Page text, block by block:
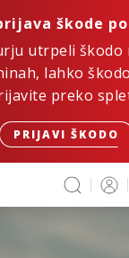
škode
utrpeli škodo
lahko
preko
PRIJAVI ŠKODO